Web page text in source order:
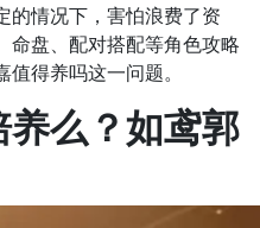
的情况下，害怕浪费了资
命盘、配对搭配等角色攻略
得养吗这一问题。
么？如鸢郭